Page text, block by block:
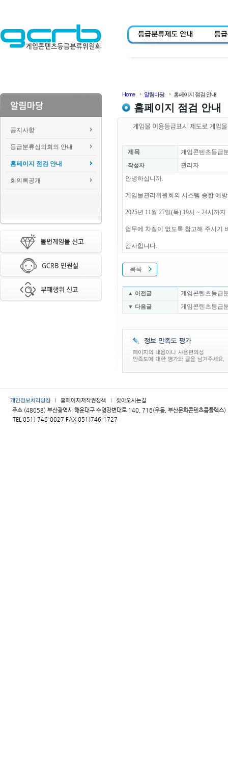
공지사항
등급분류심의회의 안내
홈페이지 점검 안내
회의록공개
Home 알림마당 홈페이지 점검 안내
홈페이지 점검 안내
제목 게임콘텐츠등급
작성자
관리자
안녕하십니까.
게임물관리위원회의 시스템 종합 예
2025년 11월 27일(목) 19시 ~ 24시까
업무에 차질이 없도록 참고해 주시기
감사합니다.
목록
▲ 이전글 게임콘텐츠등급
▼ 다음글 게임콘텐츠등급